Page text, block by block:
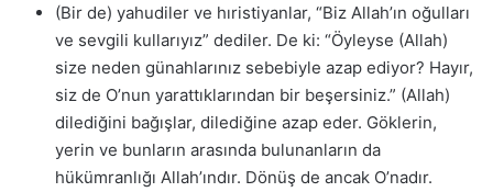
(Bir de) yahudiler ve hıristiyanlar, “Biz Allah’ın oğulları
ve sevgili kullarıyız” dediler. De ki: “Öyleyse (Allah)
size neden günahlarınız sebebiyle azap ediyor? Hayır,
siz de O’nun yarattıklarından bir beşersiniz.” (Allah)
dilediğini bağışlar, dilediğine azap eder. Göklerin,
yerin ve bunların arasında bulunanların da
hükümranlığı Allah’ındır. Dönüş de ancak O’nadır.